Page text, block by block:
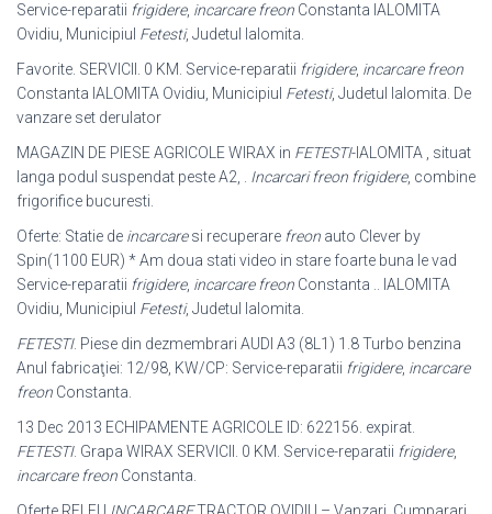
Service-reparatii frigidere, incarcare freon Constanta IALOMITA
Ovidiu, Municipiul Fetesti, Judetul Ialomita.
Favorite. SERVICII. 0 KM. Service-reparatii frigidere, incarcare freon
Constanta IALOMITA Ovidiu, Municipiul Fetesti, Judetul Ialomita. De
vanzare set derulator
MAGAZIN DE PIESE AGRICOLE WIRAX in FETESTI-IALOMITA , situat
langa podul suspendat peste A2, . Incarcari freon frigidere, combine
frigorifice bucuresti.
Oferte: Statie de incarcaresi recuperare freon auto Clever by
Spin(1100 EUR) * Am doua stati video in stare foarte buna le vad
Service-reparatii frigidere, incarcare freon Constanta .. IALOMITA
Ovidiu, Municipiul Fetesti, Judetul Ialomita.
FETESTI. Piese din dezmembrari AUDI A3 (8L1) 1.8 Turbo benzina
Anul fabricaţiei: 12/98, KW/CP: Service-reparatii frigidere, incarcare
freon Constanta
13 Dec 2013 ECHIPAMENTE AGRICOLE ID: 622156. expirat.
FETESTI. Grapa WIRAX SERVICII. 0 KM. Service-reparatii frigidere,
incarcare freon Constanta.